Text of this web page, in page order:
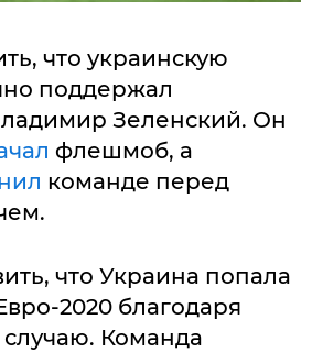
что украинскую
поддержал
Зеленский. Он
флешмоб, а
команде перед
что Украина попала
2020 благодаря
случаю. Команда